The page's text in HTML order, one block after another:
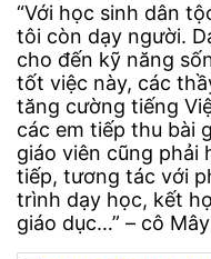
“Với học sinh dân
tôi còn dạy người.
cho đến kỹ năng
tốt việc này, các
tăng cường tiếng
các em tiếp thu bài
giáo viên cũng phải
tiếp, tương tác với
trình dạy học, kết
giáo dục…” – cô